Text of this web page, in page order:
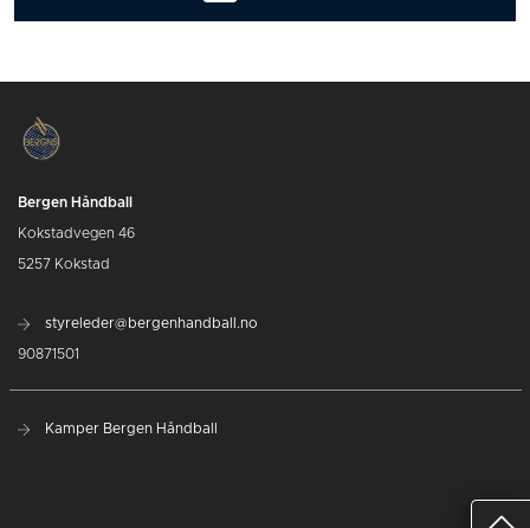
Bergen Håndball
Kokstadvegen 46
5257 Kokstad
styreleder@bergenhandball.no
90871501
Kamper Bergen Håndball